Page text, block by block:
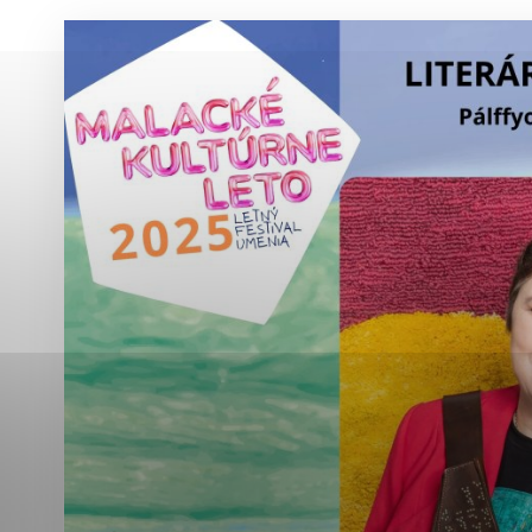
Sčítanie obyvateľov, domov a bytov
2021
Separovaný zber v meste
Technické cookies
Technické súbory
tým, že umožňujú
stránky. Bez týchto
Analytické cookies
Analytické cookies
aby mohol stránky
možné ich spojiť s